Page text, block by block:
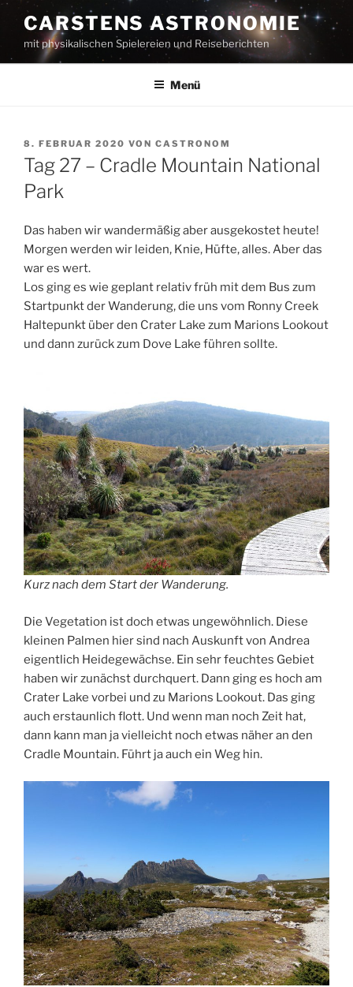
Zum
Inhalt
springen
CARSTENS ASTRONOMIE
mit physikalischen Spielereien und Reiseberichten
Menü
VERÖFFENTLICHT
AM
8. FEBRUAR 2020 VON CASTRONOM
Tag 27 – Cradle Mountain National
Park
Das haben wir wandermäßig aber ausgekostet heute!
Morgen werden wir leiden, Knie, Hüfte, alles. Aber das
war es wert.
Los ging es wie geplant relativ früh mit dem Bus zum
Startpunkt der Wanderung, die uns vom Ronny Creek
Haltepunkt über den Crater Lake zum Marions Lookout
und dann zurück zum Dove Lake führen sollte.
Kurz nach dem Start der Wanderung.
Die Vegetation ist doch etwas ungewöhnlich. Diese
kleinen Palmen hier sind nach Auskunft von Andrea
eigentlich Heidegewächse. Ein sehr feuchtes Gebiet
haben wir zunächst durchquert. Dann ging es hoch am
Crater Lake vorbei und zu Marions Lookout. Das ging
auch erstaunlich flott. Und wenn man noch Zeit hat,
dann kann man ja vielleicht noch etwas näher an den
Cradle Mountain. Führt ja auch ein Weg hin.